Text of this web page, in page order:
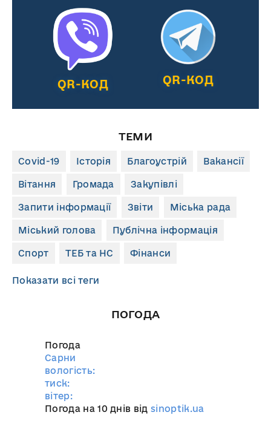
QR-КОД QR-КОД
ТЕМИ
Covid-19 Історія Благоустрій Вакансії
Вітання Громада Закупівлі
Запити інформації Звіти Міська рада
Міський голова Публічна інформація
Спорт ТЕБ та НС Фінанси
Показати всі теги
ПОГОДА
Погода
Сарни
вологість:
тиск:
вітер:
Погода на 10 днів відsinoptik.ua